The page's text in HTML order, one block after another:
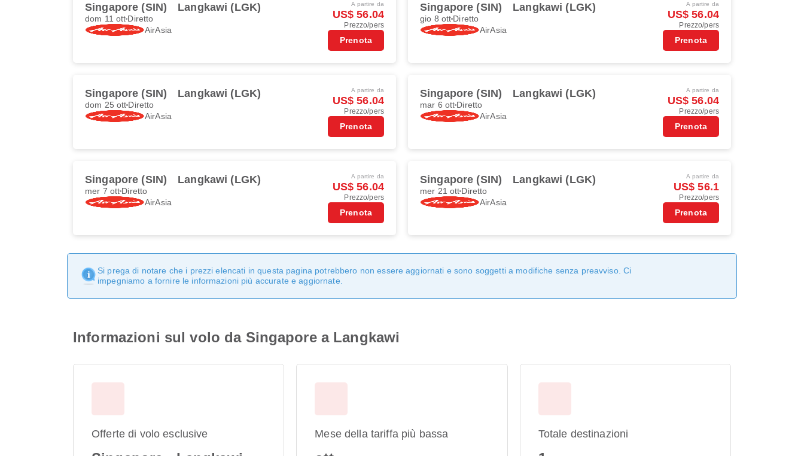
Singapore (SIN) Langkawi (LGK)
dom 11 ott Diretto
AirAsia
A partire da
US$ 56.04
Prezzo/pers
Prenota
Singapore (SIN) Langkawi (LGK)
gio 8 ott Diretto
AirAsia
A partire da
US$ 56.04
Prezzo/pers
Prenota
Singapore (SIN) Langkawi (LGK)
dom 25 ott Diretto
AirAsia
A partire da
US$ 56.04
Prezzo/pers
Prenota
Singapore (SIN) Langkawi (LGK)
mar 6 ott Diretto
AirAsia
A partire da
US$ 56.04
Prezzo/pers
Prenota
Singapore (SIN) Langkawi (LGK)
mer 7 ott Diretto
AirAsia
A partire da
US$ 56.04
Prezzo/pers
Prenota
Singapore (SIN) Langkawi (LGK)
mer 21 ott Diretto
AirAsia
A partire da
US$ 56.1
Prezzo/pers
Prenota
Si prega di notare che i prezzi elencati in questa pagina potrebbero non essere aggiornati e sono soggetti a modifiche senza preavviso. Ci
impegniamo a fornire le informazioni più accurate e aggiornate.
Informazioni sul volo da Singapore a Langkawi
Offerte di volo esclusive Mese della tariffa più bassa Totale destinazioni